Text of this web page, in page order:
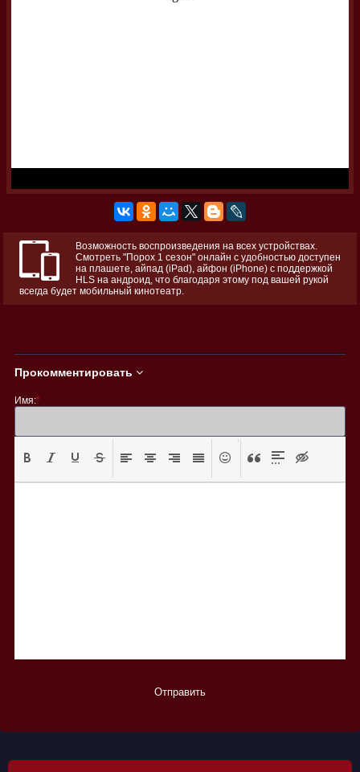
Возможность воспроизведения на всех устройствах.
Смотреть "Порох 1 сезон" онлайн с удобностью доступен
на плашете, айпад (iPad), айфон (iPhone) с поддержкой
HLS на андроид, что благодаря этому под вашей рукой
всегда будет мобильный кинотеатр.
Прокомментировать
Имя:*
Отправить